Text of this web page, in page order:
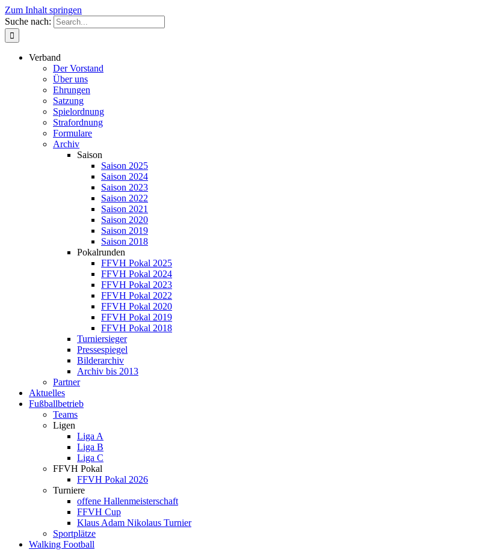
Zum Inhalt springen
Suche nach:
Verband
Der Vorstand
Über uns
Ehrungen
Satzung
Spielordnung
Strafordnung
Formulare
Archiv
Saison
Saison 2025
Saison 2024
Saison 2023
Saison 2022
Saison 2021
Saison 2020
Saison 2019
Saison 2018
Pokalrunden
FFVH Pokal 2025
FFVH Pokal 2024
FFVH Pokal 2023
FFVH Pokal 2022
FFVH Pokal 2020
FFVH Pokal 2019
FFVH Pokal 2018
Turniersieger
Pressespiegel
Bilderarchiv
Archiv bis 2013
Partner
Aktuelles
Fußballbetrieb
Teams
Ligen
Liga A
Liga B
Liga C
FFVH Pokal
FFVH Pokal 2026
Turniere
offene Hallenmeisterschaft
FFVH Cup
Klaus Adam Nikolaus Turnier
Sportplätze
Walking Football